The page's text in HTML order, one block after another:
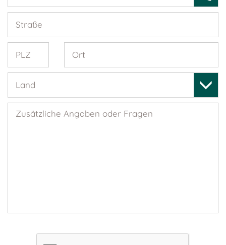
Straße
PLZ Ort
Land
Zusätzliche Angaben oder Fragen